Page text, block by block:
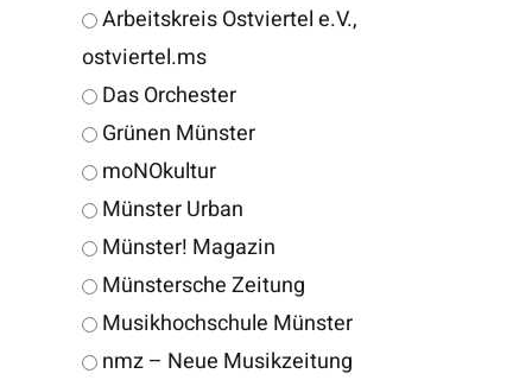
Arbeitskreis Ostviertel e.V.,
ostviertel.ms
Das Orchester
Grünen Münster
moNOkultur
Münster Urban
Münster! Magazin
Münstersche Zeitung
Musikhochschule Münster
nmz – Neue Musikzeitung